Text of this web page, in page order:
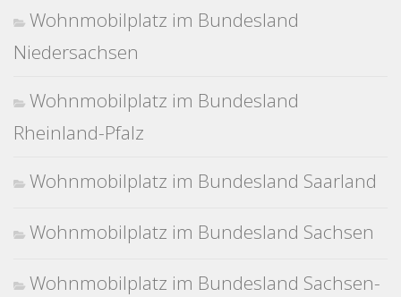
Wohnmobilplatz im Bundesland
Niedersachsen
Wohnmobilplatz im Bundesland
Rheinland-Pfalz
Wohnmobilplatz im Bundesland Saarland
Wohnmobilplatz im Bundesland Sachsen
Wohnmobilplatz im Bundesland Sachsen-